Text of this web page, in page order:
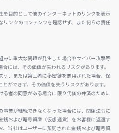
を目的として他のインターネットのリンクを表示
リンクのコンテンツを是認せず、また何らの責任
みに重大な問題が発生した場合やサイバー攻撃等
には、その価値が失われるリスクがあります。
う、または第三者に秘密鍵を悪用された場合、保
ができず、その価値を失うリスクがあります。
者の同意がある場合に限り代価の弁済のために
業が継続できなくなった場合には、関係法令に
および暗号資産（仮想通貨）をお客様に返還す
、当社はユーザーに預託された金銭および暗号資